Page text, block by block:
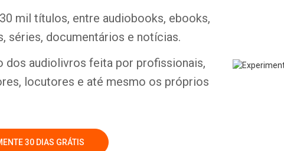
mil títulos, entre audiobooks, ebooks,
séries, documentários e notícias.
dos audiolivros feita por profissionais,
locutores e até mesmo os próprios
30 DIAS GRÁTIS
Whatsapp Facebook